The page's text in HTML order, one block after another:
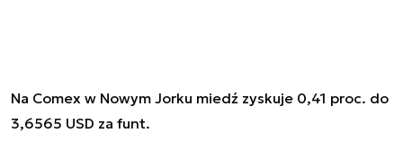
Na Comex w Nowym Jorku miedź zyskuje 0,41 proc. do
3,6565 USD za funt.